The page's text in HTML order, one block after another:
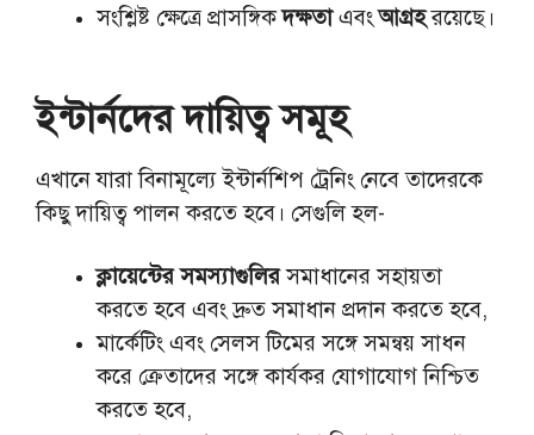
সংশ্লিষ্ট ক্ষেত্রে প্রাসঙ্গিকদক্ষতাএবংআগ্রহরয়েছে।
ইন্টার্নদের দায়িত্ব সমূহ
এখানে যারা বিনামূল্যে ইন্টার্নশিপ ট্রেনিং নেবে তাদেরকে
কিছু দায়িত্ব পালন করতে হবে। সেগুলি হল-
ক্লায়েন্টের সমস্যাগুলিরসমাধানের সহায়তা
করতে হবে এবং দ্রুত সমাধান প্রদান করতে হবে,
মার্কেটিং এবং সেলস টিমের সঙ্গে সমন্বয় সাধন
করে ক্রেতাদের সঙ্গে কার্যকর যোগাযোগ নিশ্চিত
করতে হবে,